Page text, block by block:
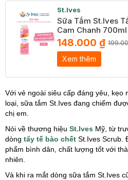
St.Ives
Sữa Tắm St.Ives
Cam Chanh 700ml
148.000 ₫
Xem thêm
Với vẻ ngoài siêu cấp đáng yêu, kẹo
loại, sữa tắm St.Ives đang chiếm
chị em.
Nói về thương hiệu St.Ives Mỹ, từ
dòng tẩy tế bào chết St.Ives Scrub.
phẩm bình dân, chất lượng tốt với
nhiên.
Và khi ra mắt dòng sữa tắm St.Ives